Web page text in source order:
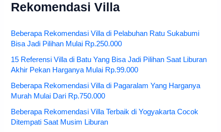
Rekomendasi Villa
Beberapa Rekomendasi Villa di Pelabuhan Ratu Sukabumi
Bisa Jadi Pilihan Mulai Rp.250.000
15 Referensi Villa di Batu Yang Bisa Jadi Pilihan Saat Liburan
Akhir Pekan Harganya Mulai Rp.99.000
Beberapa Rekomendasi Villa di Pagaralam Yang Harganya
Murah Mulai Dari Rp.750.000
Beberapa Rekomendasi Villa Terbaik di Yogyakarta Cocok
Ditempati Saat Musim Liburan